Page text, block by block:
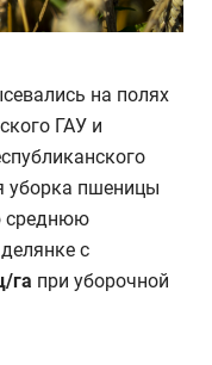
на полях
ГАУ и
уборка пшеницы
среднюю
с
га при уборочной